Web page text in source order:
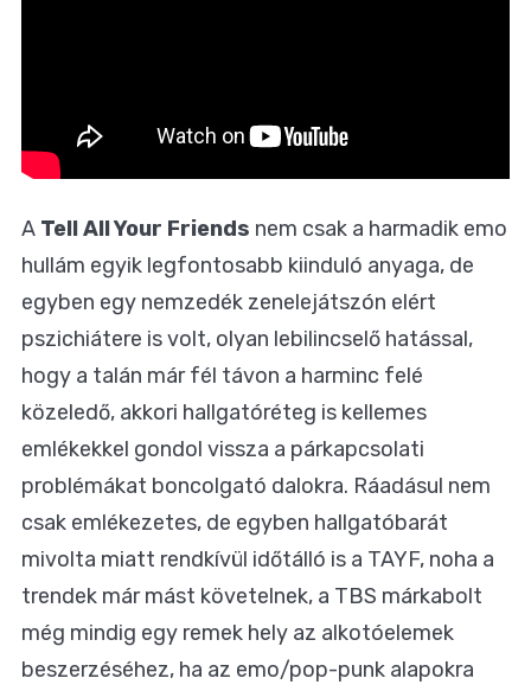
A Tell All Your Friends nem csak a harmadik emo
hullám egyik legfontosabb kiinduló anyaga, de
egyben egy nemzedék zenelejátszón elért
pszichiátere is volt, olyan lebilincselő hatással,
hogy a talán már fél távon a harminc felé
közeledő, akkori hallgatóréteg is kellemes
emlékekkel gondol vissza a párkapcsolati
problémákat boncolgató dalokra. Ráadásul nem
csak emlékezetes, de egyben hallgatóbarát
mivolta miatt rendkívül időtálló is a TAYF, noha a
trendek már mást követelnek, a TBS márkabolt
még mindig egy remek hely az alkotóelemek
beszerzéséhez, ha az emo/pop-punk alapokra